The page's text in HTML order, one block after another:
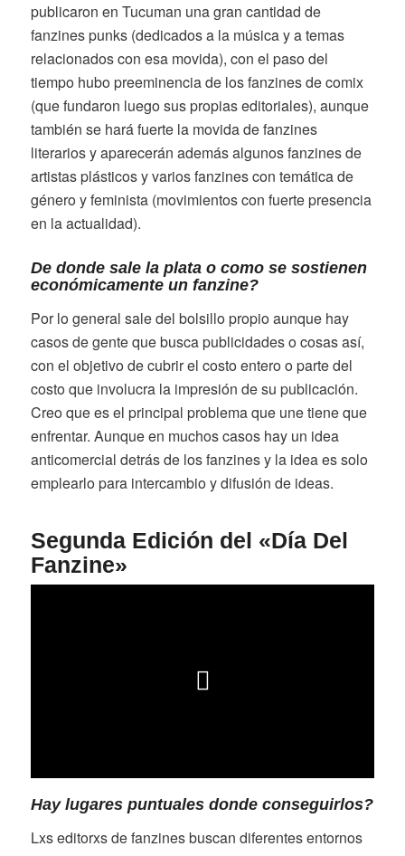
publicaron en Tucuman una gran cantidad de
fanzines punks (dedicados a la música y a temas
relacionados con esa movida), con el paso del
tiempo hubo preeminencia de los fanzines de comix
(que fundaron luego sus propias editoriales), aunque
también se hará fuerte la movida de fanzines
literarios y aparecerán además algunos fanzines de
artistas plásticos y varios fanzines con temática de
género y feminista (movimientos con fuerte presencia
en la actualidad).
De donde sale la plata o como se sostienen
económicamente un fanzine?
Por lo general sale del bolsillo propio aunque hay
casos de gente que busca publicidades o cosas así,
con el objetivo de cubrir el costo entero o parte del
costo que involucra la impresión de su publicación.
Creo que es el principal problema que une tiene que
enfrentar. Aunque en muchos casos hay un idea
anticomercial detrás de los fanzines y la idea es solo
emplearlo para intercambio y difusión de ideas.
Segunda Edición del «Día Del
Fanzine»
Hay lugares puntuales donde conseguirlos?
Lxs editorxs de fanzines buscan diferentes entornos